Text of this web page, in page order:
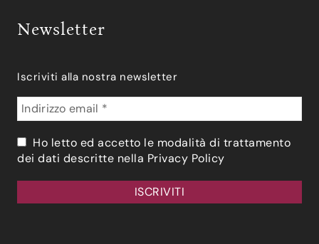
Newsletter
Iscriviti alla nostra newsletter
Ho letto ed accetto le modalità di trattamento
dei dati descritte nella Privacy Policy